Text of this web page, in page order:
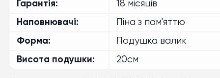
Гарантія
18 місяців
Наповнювачі
Піна з пам'яттю
Форма
Подушка валик
Висота подушки
20см